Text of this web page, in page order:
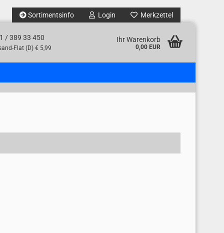
Sortimentsinfo Login Merkzettel
/ 389 33 450
Flat (D) € 5,99
Ihr Warenkorb
0,00 EUR